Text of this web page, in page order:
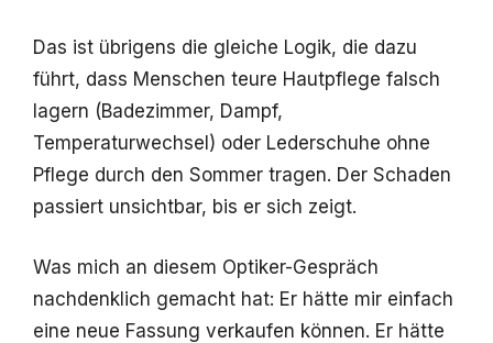
Das ist übrigens die gleiche Logik, die dazu
führt, dass Menschen teure Hautpflege falsch
lagern (Badezimmer, Dampf,
Temperaturwechsel) oder Lederschuhe ohne
Pflege durch den Sommer tragen. Der Schaden
passiert unsichtbar, bis er sich zeigt.
Was mich an diesem Optiker-Gespräch
nachdenklich gemacht hat: Er hätte mir einfach
eine neue Fassung verkaufen können. Er hätte